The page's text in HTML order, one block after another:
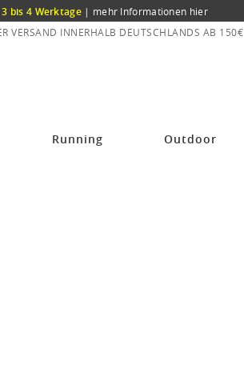
3 bis 4 Werktage | mehr Informationen hier
VERSAND INNERHALB DEUTSCHLANDS AB 150€
Running Outdoor